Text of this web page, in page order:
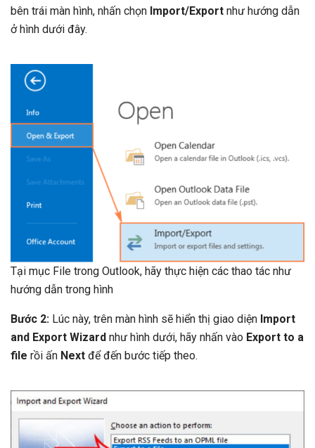
bên trái màn hình, nhấn chọn Import/Export như hướng dẫn
ở hình dưới đây.
Tại mục File trong Outlook, hãy thực hiện các thao tác như
hướng dẫn trong hình
Bước 2: Lúc này, trên màn hình sẽ hiển thị giao diện Import
and Export Wizard như hình dưới, hãy nhấn vào Export to a
file rồi ấn Next để đến bước tiếp theo.